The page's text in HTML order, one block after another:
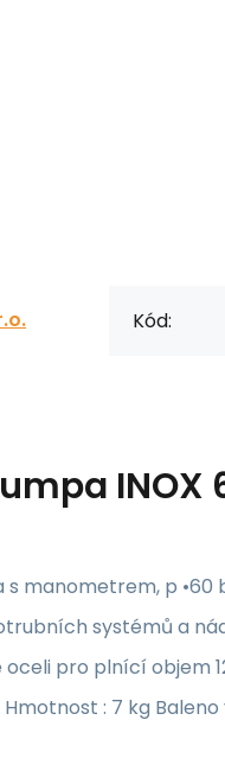
Kód:
INOX
manometrem, p
systémů a
pro plnící objem
: 7 kg